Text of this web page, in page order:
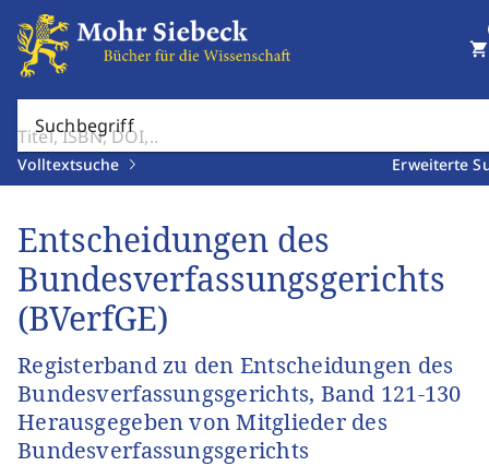
Suchbegriff
Volltextsuche Erweiterte
shopping_cart
Entscheidungen des
Bundesverfassungsgerichts
(BVerfGE)
Registerband zu den Entscheidungen des
Bundesverfassungsgerichts, Band 121-130
Herausgegeben von Mitglieder des
Bundesverfassungsgerichts